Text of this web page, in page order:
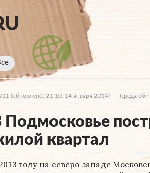
(обновлено: 21:10, 14 января 2014) Среда
Подмосковье
квартал
году на северо-западе